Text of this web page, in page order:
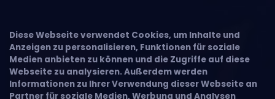
Diese Webseite verwendet Cookies, um Inhalte und
Anzeigen zu personalisieren, Funktionen für soziale
Medien anbieten zu können und die Zugriffe auf diese
Webseite zu analysieren. Außerdem werden
Informationen zu Ihrer Verwendung dieser Webseite an
Partner für soziale Medien, Werbung und Analysen